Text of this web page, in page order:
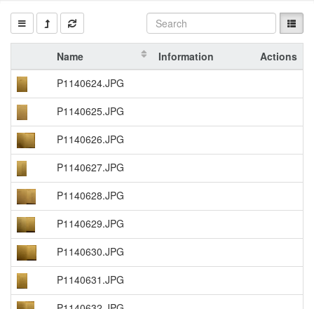
Name Information
Actions
P1140624.JPG
P1140625.JPG
P1140626.JPG
P1140627.JPG
P1140628.JPG
P1140629.JPG
P1140630.JPG
P1140631.JPG